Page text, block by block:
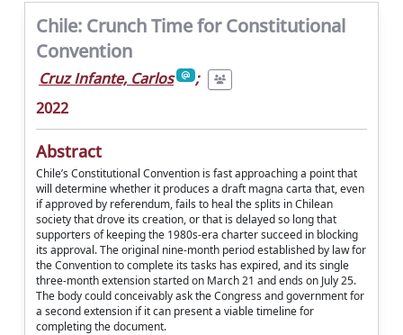
Chile: Crunch Time for Constitutional
Convention
Cruz Infante, Carlos
;
2022
Abstract
Chile’s Constitutional Convention is fast approaching a point that
will determine whether it produces a draft magna carta that, even
if approved by referendum, fails to heal the splits in Chilean
society that drove its creation, or that is delayed so long that
supporters of keeping the 1980s-era charter succeed in blocking
its approval. The original nine-month period established by law for
the Convention to complete its tasks has expired, and its single
three-month extension started on March 21 and ends on July 25.
The body could conceivably ask the Congress and government for
a second extension if it can present a viable timeline for
completing the document.